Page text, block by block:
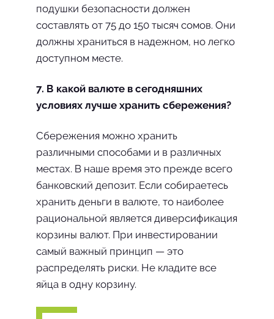
подушки безопасности должен
составлять от 75 до 150 тысяч сомов. Они
должны храниться в надежном, но легко
доступном месте.
7. В какой валюте в сегодняшних
условиях лучше хранить сбережения?
Сбережения можно хранить
различными способами и в различных
местах. В наше время это прежде всего
банковский депозит. Если собираетесь
хранить деньги в валюте, то наиболее
рациональной является диверсификация
корзины валют. При инвестировании
самый важный принцип — это
распределять риски. Не кладите все
яйца в одну корзину.